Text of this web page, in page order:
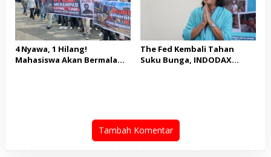
4 Nyawa, 1 Hilang!
Mahasiswa Akan Bermalam
The Fed Kembali Tahan
Suku Bunga, INDODAX
Tambah Komentar